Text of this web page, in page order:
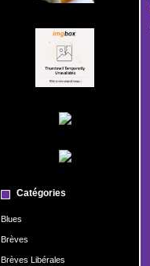
Catégories
Blues
Brèves
Brèves Libérales